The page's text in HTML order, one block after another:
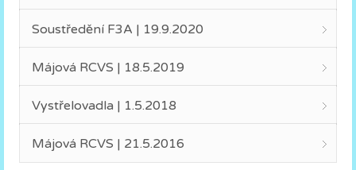
Soustředění F3A | 19.9.2020
Májová RCVS | 18.5.2019
Vystřelovadla | 1.5.2018
Májová RCVS | 21.5.2016